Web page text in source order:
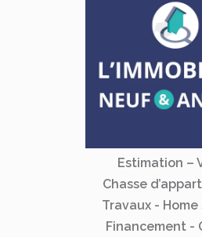
Estimation –
Chasse
Travaux -
Financement -